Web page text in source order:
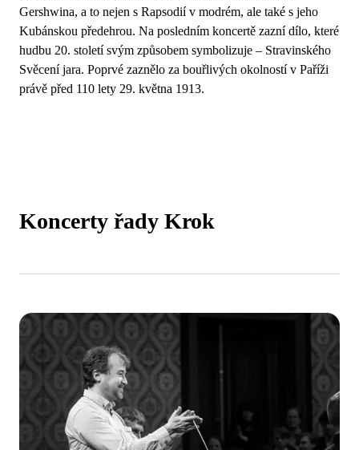
Gershwina, a to nejen s Rapsodií v modrém, ale také s jeho
Kubánskou předehrou. Na posledním koncertě zazní dílo, které
hudbu 20. století svým způsobem symbolizuje – Stravinského
Svěcení jara. Poprvé zaznělo za bouřlivých okolností v Paříži
právě před 110 lety 29. května 1913.
Koncerty řady Krok